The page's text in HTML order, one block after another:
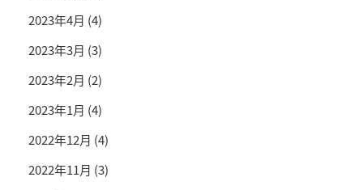
2023年4月 (4)
2023年3月 (3)
2023年2月 (2)
2023年1月 (4)
2022年12月 (4)
2022年11月 (3)